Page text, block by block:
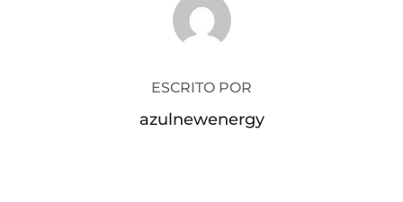
ESCRITO POR
azulnewenergy